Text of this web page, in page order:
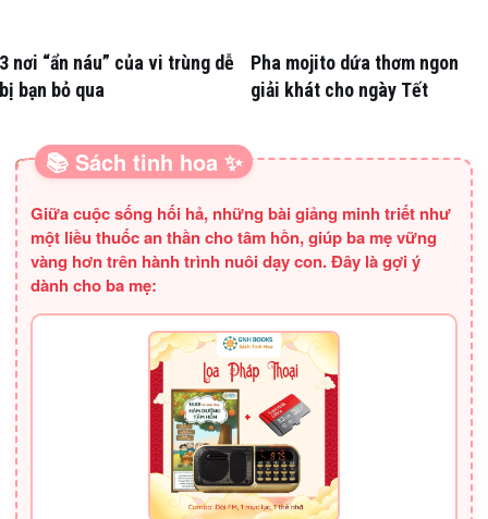
3 nơi “ẩn náu” của vi trùng dễ
bị bạn bỏ qua
Pha mojito dứa thơm ngon
giải khát cho ngày Tết
SÁCH HAY CHO BA MẸ
📚 Sách tinh hoa ✨
Giữa cuộc sống hối hả, những bài giảng minh triết như
một liều thuốc an thần cho tâm hồn, giúp ba mẹ vững
vàng hơn trên hành trình nuôi dạy con. Đây là gợi ý
dành cho ba mẹ: